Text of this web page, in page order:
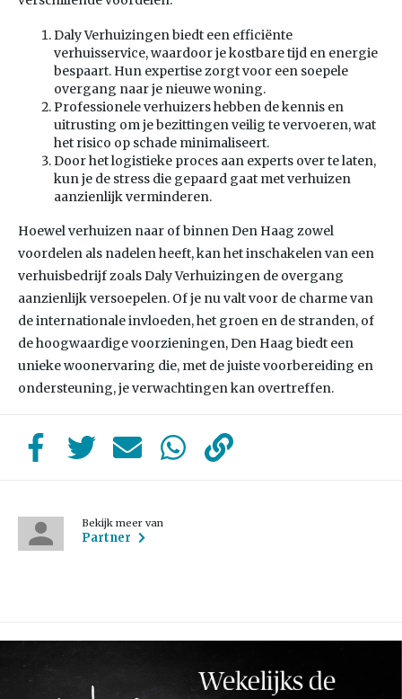
Daly Verhuizingen biedt een efficiënte
verhuisservice, waardoor je kostbare tijd en energie
bespaart. Hun expertise zorgt voor een soepele
overgang naar je nieuwe woning.
Professionele verhuizers hebben de kennis en
uitrusting om je bezittingen veilig te vervoeren, wat
het risico op schade minimaliseert.
Door het logistieke proces aan experts over te laten,
kun je de stress die gepaard gaat met verhuizen
aanzienlijk verminderen.
Hoewel verhuizen naar of binnen Den Haag zowel
voordelen als nadelen heeft, kan het inschakelen van een
verhuisbedrijf zoals Daly Verhuizingen de overgang
aanzienlijk versoepelen. Of je nu valt voor de charme van
de internationale invloeden, het groen en de stranden, of
de hoogwaardige voorzieningen, Den Haag biedt een
unieke woonervaring die, met de juiste voorbereiding en
ondersteuning, je verwachtingen kan overtreffen.
Bekijk meer van
Partner